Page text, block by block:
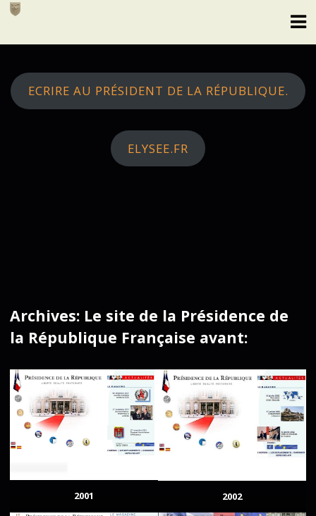
Skip
ECRIRE AU PRÉSIDENT DE LA RÉPUBLIQUE.
ELYSEE.FR
Archives: Le site de la Présidence de
la République Française avant:
2001 2002